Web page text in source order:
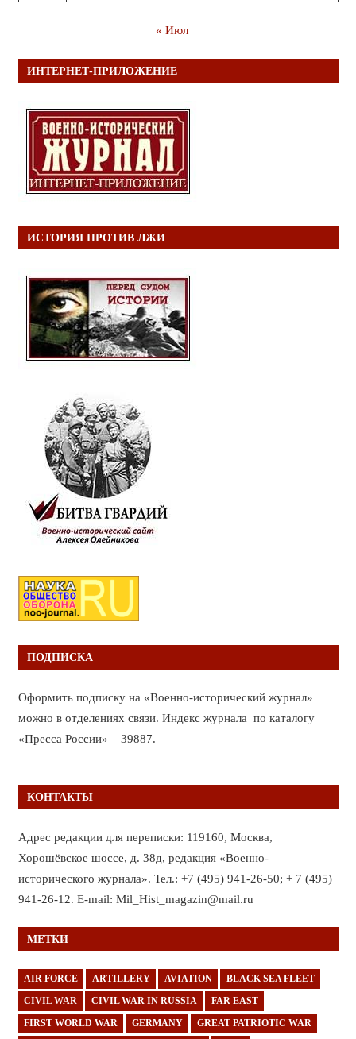
« Июл
ИНТЕРНЕТ-ПРИЛОЖЕНИЕ
ИСТОРИЯ ПРОТИВ ЛЖИ
ПОДПИСКА
Оформить подписку на «Военно-исторический журнал»
можно в отделениях связи. Индекс журнала по каталогу
«Пресса России» – 39887.
КОНТАКТЫ
Адрес редакции для переписки: 119160, Москва,
Хорошёвское шоссе, д. 38д, редакция «Военно-
исторического журнала». Тел.: +7 (495) 941-26-50; + 7 (495)
941-26-12. E-mail: Mil_Hist_magazin@mail.ru
МЕТКИ
AIR FORCE ARTILLERY AVIATION BLACK SEA FLEET
CIVIL WAR CIVIL WAR IN RUSSIA FAR EAST
FIRST WORLD WAR GERMANY GREAT PATRIOTIC WAR